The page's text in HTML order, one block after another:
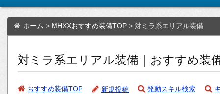
ホーム > MHXXおすすめ装備TOP > 対ミラ系エリアル装備
対ミラ系エリアル装備｜おすすめ装
おすすめ装備TOP 新規投稿 発動スキル検索